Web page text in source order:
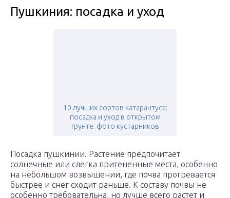
Пушкиния: посадка и уход
10 лучших сортов катарантуса:
посадка и уход в открытом
грунте. фото кустарников
Посадка пушкинии. Растение предпочитает
солнечные или слегка притененные места, особенно
на небольшом возвышении, где почва прогревается
быстрее и снег сходит раньше. К составу почвы не
особенно требовательна, но лучше всего растет и